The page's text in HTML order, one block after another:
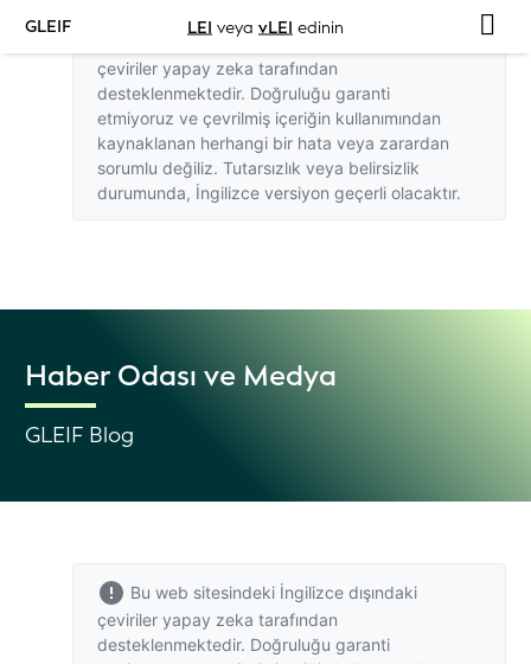
GLEIF LEI veya vLEI edinin
Bu web sitesindeki İngilizce dışındaki
çeviriler yapay zeka tarafından
desteklenmektedir. Doğruluğu garanti
etmiyoruz ve çevrilmiş içeriğin kullanımından
kaynaklanan herhangi bir hata veya zarardan
sorumlu değiliz. Tutarsızlık veya belirsizlik
durumunda, İngilizce versiyon geçerli olacaktır.
Haber Odası ve Medya
GLEIF Blog
Bu web sitesindeki İngilizce dışındaki
çeviriler yapay zeka tarafından
desteklenmektedir. Doğruluğu garanti